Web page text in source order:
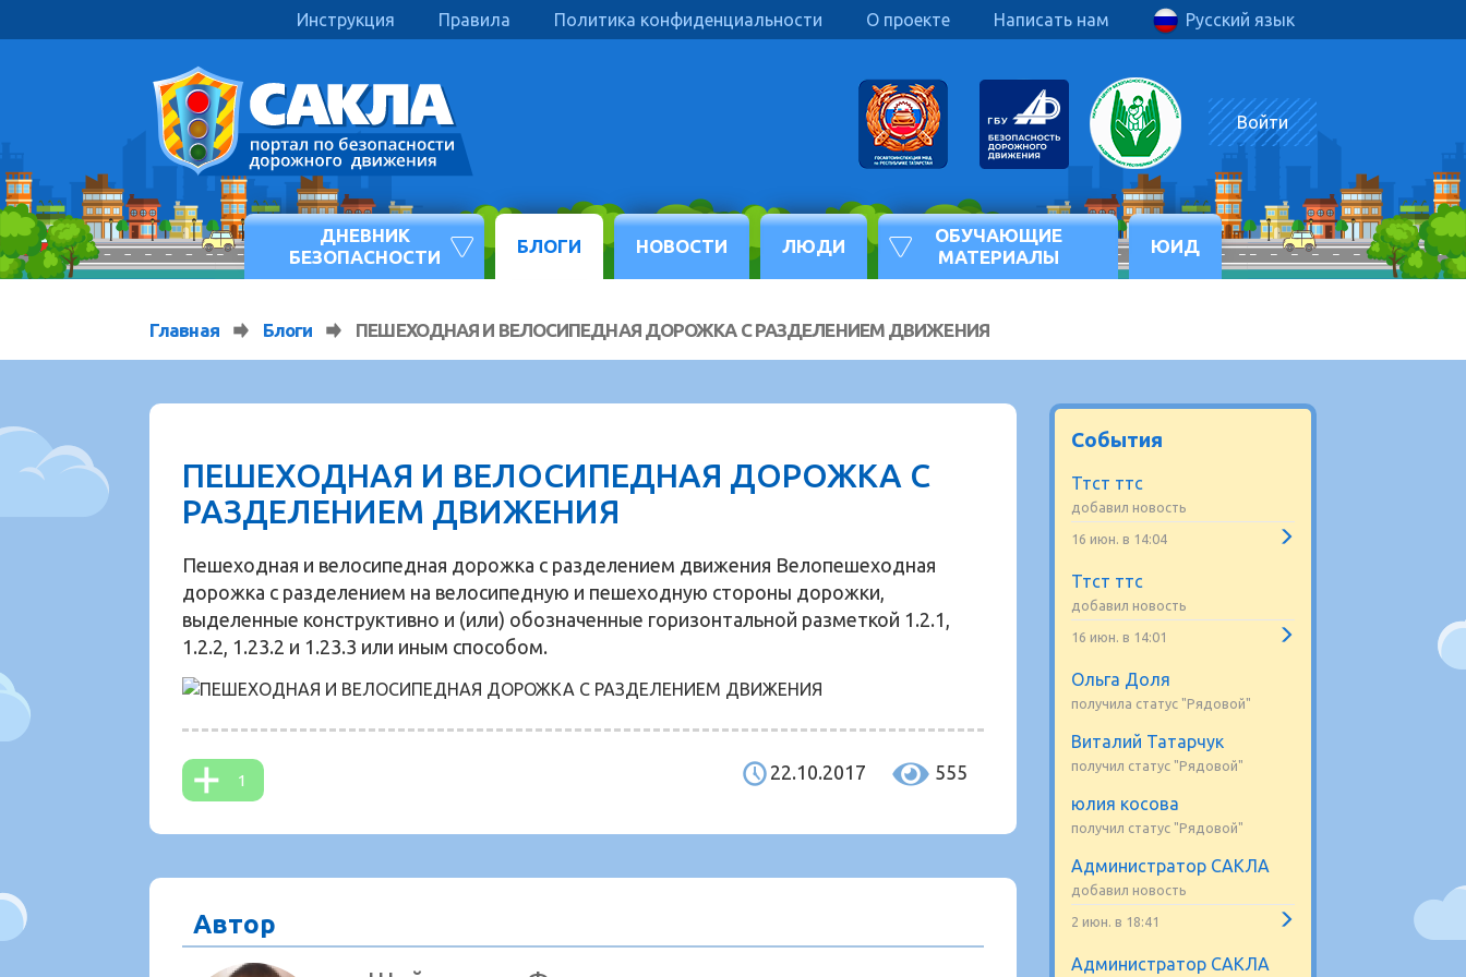
Русский язык
Инструкция Правила Политика конфиденциальности О проекте Написать нам
Войти
ДНЕВНИК
БЕЗОПАСНОСТИ
БЛОГИ НОВОСТИ ЛЮДИ
ОБУЧАЮЩИЕ
МАТЕРИАЛЫ
ЮИД
Главная Блоги ПЕШЕХОДНАЯ И ВЕЛОСИПЕДНАЯ ДОРОЖКА С РАЗДЕЛЕНИЕМ ДВИЖЕНИЯ
ПЕШЕХОДНАЯ И ВЕЛОСИПЕДНАЯ ДОРОЖКА С
РАЗДЕЛЕНИЕМ ДВИЖЕНИЯ
Пешеходная и велосипедная дорожка с разделением движения Велопешеходная
дорожка с разделением на велосипедную и пешеходную стороны дорожки,
выделенные конструктивно и (или) обозначенные горизонтальной разметкой 1.2.1,
1.2.2, 1.23.2 и 1.23.3 или иным способом.
1 22.10.2017 555
Автор
События
Ттст ттс
добавил новость
16 июн. в 14:04
Ттст ттс
добавил новость
16 июн. в 14:01
Ольга Доля
получила статус "Рядовой"
Виталий Татарчук
получил статус "Рядовой"
юлия косова
получил статус "Рядовой"
Администратор САКЛА
добавил новость
2 июн. в 18:41
Администратор САКЛА